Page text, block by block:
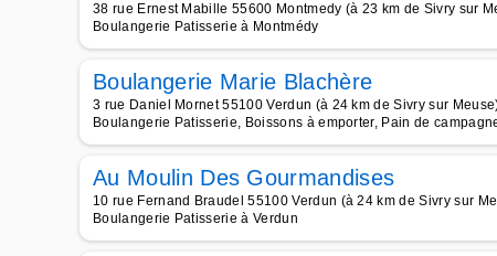
38 rue Ernest Mabille 55600 Montmedy (à 23 km de Sivry sur
Boulangerie Patisserie à Montmédy
Boulangerie Marie Blachère
3 rue Daniel Mornet 55100 Verdun (à 24 km de Sivry sur
Boulangerie Patisserie, Boissons à emporter, Pain de
Au Moulin Des Gourmandises
10 rue Fernand Braudel 55100 Verdun (à 24 km de Sivry sur
Boulangerie Patisserie à Verdun